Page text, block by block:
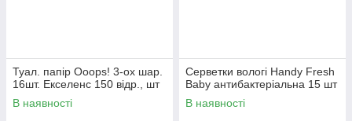
Туал. папір Ooops! 3-ох шар.
16шт. Екселенс 150 відр., шт
В наявності
Серветки вологі Handy Fresh
Baby антибактеріальна 15 шт
В наявності